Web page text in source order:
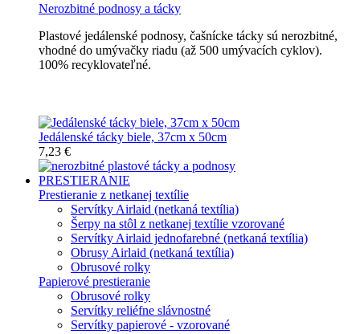
Nerozbitné podnosy a tácky
Plastové jedálenské podnosy, čašnícke tácky sú nerozbitné,
vhodné do umývačky riadu (až 500 umývacích cyklov).
100% recyklovateľné.
Jedálenské tácky biele, 37cm x 50cm
7,23 €
PRESTIERANIE
Prestieranie z netkanej textílie
Servítky Airlaid (netkaná textília)
Šerpy na stôl z netkanej textílie vzorované
Servítky Airlaid jednofarebné (netkaná textília)
Obrusy Airlaid (netkaná textília)
Obrusové rolky
Papierové prestieranie
Obrusové rolky
Servítky reliéfne slávnostné
Servítky papierové - vzorované